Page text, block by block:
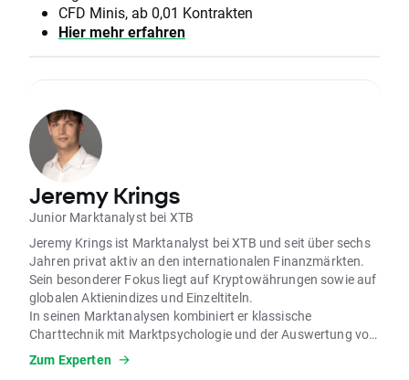
CFD Minis, ab 0,01 Kontrakten
Hier mehr erfahren
Jeremy Krings
Junior Marktanalyst bei XTB
Jeremy Krings ist Marktanalyst bei XTB und seit über sechs
Jahren privat aktiv an den internationalen Finanzmärkten.
Sein besonderer Fokus liegt auf Kryptowährungen sowie auf
globalen Aktienindizes und Einzeltiteln.
In seinen Marktanalysen kombiniert er klassische
Charttechnik mit Marktpsychologie und der Auswertung von
Stimmungsindikatoren. Sein Ziel ist es, komplexe
Marktbewegungen verständlich aufzubereiten und Tradern
Zum Experten